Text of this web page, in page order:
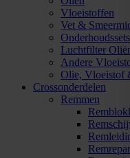
Vloeistoffen
Vet &
Luchtfilter
Andere
Olie, Vloeistof
Crossonderdelen
Remmen